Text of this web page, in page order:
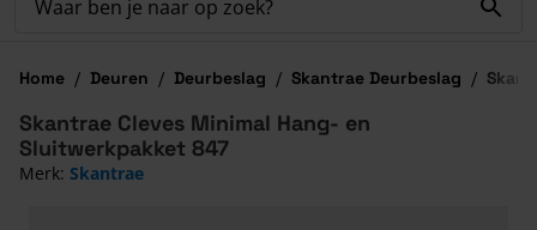
Home / Deuren / Deurbeslag / Skantrae Deurbeslag /
Skantrae Cleves Minimal Hang- en
Sluitwerkpakket 847
Merk: Skantrae